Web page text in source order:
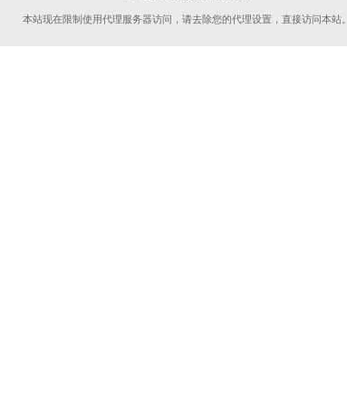
本站现在限制使用代理服务器访问，请去除您的代理设置，直接访问本站。